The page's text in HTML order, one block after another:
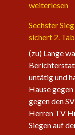
weiterlesen
Sechster
sichert 2.
(zu) Lange
untätig und
Hause
gegen den
Herren TV
Siegen auf